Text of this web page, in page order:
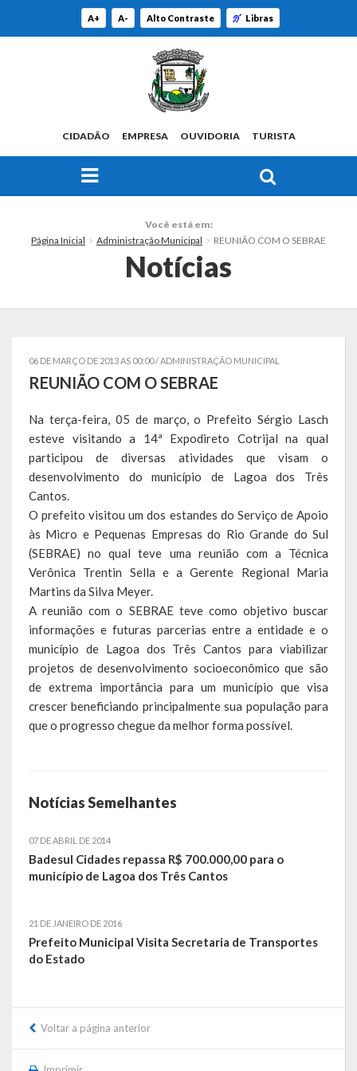
A+ A- Alto Contraste Libras
CIDADÃO EMPRESA OUVIDORIA TURISTA
Símbolos
Governo
Administração
Ex-Administradores
Conselhos Municipais
Administração, Fazenda e Planejamento
Desenvolvimento Econômico
Desenvolvimento Social
Educação, Cultura, Turismo, Desporto e Lazer
Obras, Serviços Urbanos e Trânsito
Cultura
Histórias
A História da Comunidade Católica Nossa Senhora de Lourdes
A História da Comunidade Evangélica de Linha Kronenthal
A história da Comunidade Católica São Paulo de Lagoa dos Três
Brasil de Lagoa dos Três Cantos
A história marcante do Grêmio Esportivo Lagoense: uma história
Você está em:
Página Inicial
Administração Municipal REUNIÃO COM O SEBRAE
Notícias
06 DE MARÇO DE 2013 AS 00:00 /ADMINISTRAÇÃO MUNICIPAL
REUNIÃO COM O SEBRAE
Na terça-feira, 05 de março, o Prefeito Sérgio Lasch
esteve visitando a 14ª Expodireto Cotrijal na qual
participou de diversas atividades que visam o
desenvolvimento do município de Lagoa dos Três
Cantos.
O prefeito visitou um dos estandes do Serviço de Apoio
às Micro e Pequenas Empresas do Rio Grande do Sul
(SEBRAE) no qual teve uma reunião com a Técnica
Verônica Trentin Sella e a Gerente Regional Maria
Martins da Silva Meyer.
A reunião com o SEBRAE teve como objetivo buscar
informações e futuras parcerias entre a entidade e o
município de Lagoa dos Três Cantos para viabilizar
projetos de desenvolvimento socioeconômico que são
de extrema importância para um município que visa
crescer beneficiando principalmente sua população para
que o progresso chegue da melhor forma possível.
Notícias Semelhantes
07 DE ABRIL DE 2014
Badesul Cidades repassa R$ 700.000,00 para o
município de Lagoa dos Três Cantos
21 DE JANEIRO DE 2016
Prefeito Municipal Visita Secretaria de Transportes
do Estado
Voltar a página anterior